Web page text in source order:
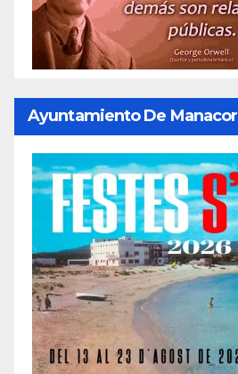
Ayuntamiento De Manacor